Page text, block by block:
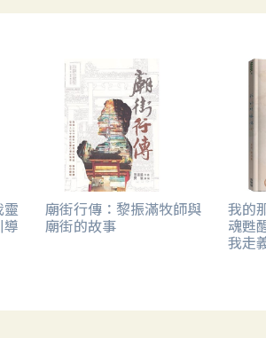
廟街行傳：黎振滿牧師與
廟街的故事
我的
魂甦
我走